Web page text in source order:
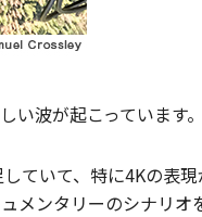
波が起こっています。
ていて、特に4Kの表
メンタリーのシナリ